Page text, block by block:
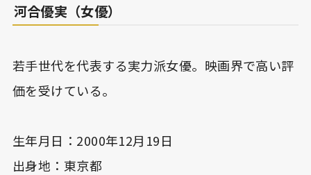
河合優実（女優）
若手世代を代表する実力派女優。映画界で高い評
価を受けている。
生年月日：2000年12月19日
出身地：東京都